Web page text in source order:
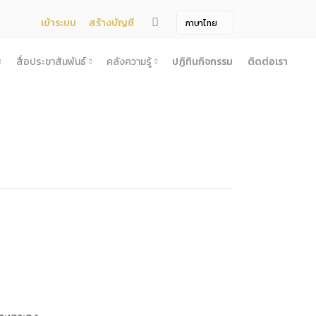
เข้าระบบ สร้างบัญชี
ลิกการจัดหา
สื่อประชาสัมพันธ์ คลังความรู้ ปฏิทินกิจกรรม ติดต่อเรา